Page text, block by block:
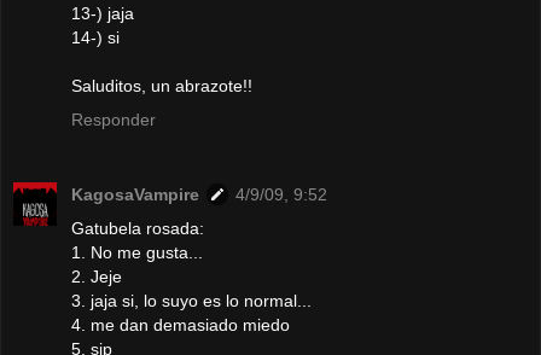
13-) jaja
14-) si
Saluditos, un abrazote!!
Responder
KagosaVampire
4/9/09, 9:52
Gatubela rosada:
1. No me gusta...
2. Jeje
3. jaja si, lo suyo es lo normal...
4. me dan demasiado miedo
5. sip